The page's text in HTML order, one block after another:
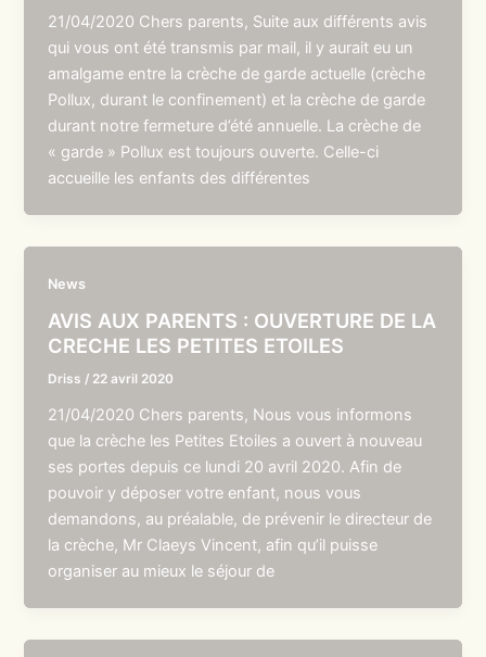
21/04/2020 Chers parents, Suite aux différents avis
qui vous ont été transmis par mail, il y aurait eu un
amalgame entre la crèche de garde actuelle (crèche
Pollux, durant le confinement) et la crèche de garde
durant notre fermeture d’été annuelle. La crèche de
« garde » Pollux est toujours ouverte. Celle-ci
accueille les enfants des différentes
News
AVIS AUX PARENTS : OUVERTURE DE LA
CRECHE LES PETITES ETOILES
Driss / 22 avril 2020
21/04/2020 Chers parents, Nous vous informons
que la crèche les Petites Etoiles a ouvert à nouveau
ses portes depuis ce lundi 20 avril 2020. Afin de
pouvoir y déposer votre enfant, nous vous
demandons, au préalable, de prévenir le directeur de
la crèche, Mr Claeys Vincent, afin qu’il puisse
organiser au mieux le séjour de